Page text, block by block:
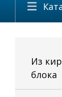
Из
блока